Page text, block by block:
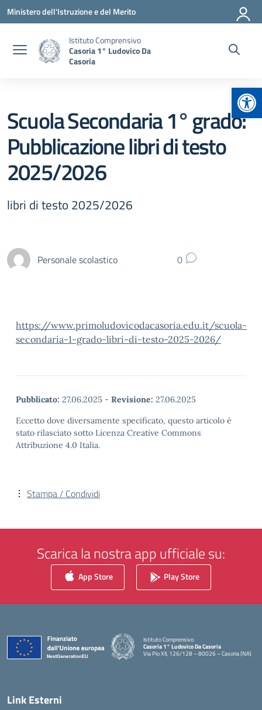
Vai ai contenuti
Vai al menu di navigazione
Vai al footer
Ministero dell'Istruzione e del Merito
Istituto Comprensivo
Casoria 1° Ludovico Da
Casoria
Scuola Secondaria 1° grado:
Pubblicazione libri di testo
2025/2026
libri di testo 2025/2026
Personale scolastico 0
https://www.primoludovicodacasoria.edu.it/scuola-
secondaria-1-grado-libri-di-testo-2025-2026/
Pubblicato: 27.06.2025 - Revisione: 27.06.2025
Eccetto dove diversamente specificato, questo articolo è
stato rilasciato sotto Licenza Creative Commons
Attribuzione 4.0 Italia.
Stampa / Condividi
Scarica la nostra app ufficiale su:
App Store Play Store
Istituto Comprensivo
Casoria 1° Ludovico Da Casoria
Via Pio XII, 126/128 – 80026 – Casoria (NA)
Link Esterni